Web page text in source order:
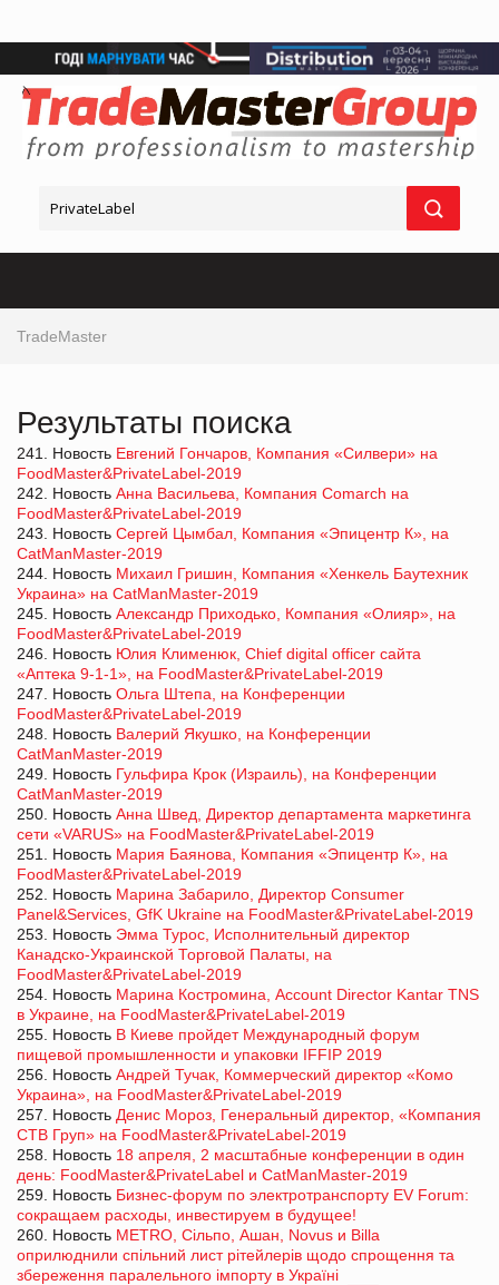
TradeMaster
Результаты поиска
241. Новость Евгений Гончаров, Компания «Силвери» на
FoodMaster&PrivateLabel-2019
242. Новость Анна Васильева, Компания Comarch на
FoodMaster&PrivateLabel-2019
243. Новость Сергей Цымбал, Компания «Эпицентр К», на
CatManMaster-2019
244. Новость Михаил Гришин, Компания «Хенкель Баутехник
Украина» на CatManMaster-2019
245. Новость Александр Приходько, Компания «Олияр», на
FoodMaster&PrivateLabel-2019
246. Новость Юлия Клименюк, Chief digital officer сайта
«Аптека 9-1-1», на FoodMaster&PrivateLabel-2019
247. Новость Ольга Штепа, на Конференции
FoodMaster&PrivateLabel-2019
248. Новость Валерий Якушко, на Конференции
CatManMaster-2019
249. Новость Гульфира Крок (Израиль), на Конференции
CatManMaster-2019
250. Новость Анна Швед, Директор департамента маркетинга
сети «VARUS» на FoodMaster&PrivateLabel-2019
251. Новость Мария Баянова, Компания «Эпицентр К», на
FoodMaster&PrivateLabel-2019
252. Новость Марина Забарило, Директор Consumer
Panel&Services, GfK Ukraine на FoodMaster&PrivateLabel-2019
253. Новость Эмма Турос, Исполнительный директор
Канадско-Украинской Торговой Палаты, на
FoodMaster&PrivateLabel-2019
254. Новость Марина Костромина, Account Director Kantar TNS
в Украине, на FoodMaster&PrivateLabel-2019
255. Новость В Киеве пройдет Международный форум
пищевой промышленности и упаковки IFFIP 2019
256. Новость Андрей Тучак, Коммерческий директор «Комо
Украина», на FoodMaster&PrivateLabel-2019
257. Новость Денис Мороз, Генеральный директор, «Компания
СТВ Груп» на FoodMaster&PrivateLabel-2019
258. Новость 18 апреля, 2 масштабные конференции в один
день: FoodMaster&PrivateLabel и CatManMaster-2019
259. Новость Бизнес-форум по электротранспорту EV Forum:
сокращаем расходы, инвестируем в будущее!
260. Новость METRO, Сiльпо, Ашан, Novus и Billa
оприлюднили спільний лист рітейлерів щодо спрощення та
збереження паралельного імпорту в Україні